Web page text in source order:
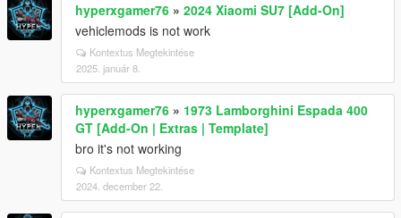
hyperxgamer76 » 2024 Xiaomi SU7 [Add-On]
vehiclemods is not work
Kontextus Megtekintése
2025. január 8.
hyperxgamer76 » 1973 Lamborghini Espada 400
GT [Add-On | Extras | Template]
bro it's not working
Kontextus Megtekintése
2024. december 22.